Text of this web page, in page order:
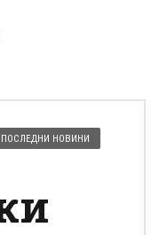
ПОСЛЕДНИ НОВИНИ